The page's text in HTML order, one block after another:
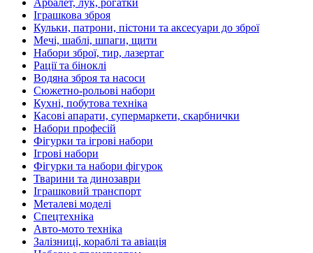
Арбалет, лук, рогатки
Іграшкова зброя
Кульки, патрони, пістони та аксесуари до зброї
Мечі, шаблі, шпаги, щити
Набори зброї, тир, лазертаг
Рації та біноклі
Водяна зброя та насоси
Сюжетно-рольові набори
Кухні, побутова техніка
Касові апарати, супермаркети, скарбнички
Набори професій
Фігурки та ігрові набори
Ігрові набори
Фігурки та набори фігурок
Тварини та динозаври
Іграшковий транспорт
Металеві моделі
Спецтехніка
Авто-мото техніка
Залізниці, кораблі та авіація